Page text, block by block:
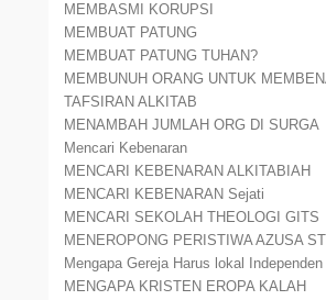
MEMBASMI KORUPSI
MEMBUAT PATUNG
MEMBUAT PATUNG TUHAN?
MEMBUNUH ORANG UNTUK
TAFSIRAN ALKITAB
MENAMBAH JUMLAH ORG DI SURGA
Mencari Kebenaran
MENCARI KEBENARAN ALKITABIAH
MENCARI KEBENARAN Sejati
MENCARI SEKOLAH THEOLOGI GITS
MENEROPONG PERISTIWA AZUSA
Mengapa Gereja Harus lokal Independen
MENGAPA KRISTEN EROPA KALAH